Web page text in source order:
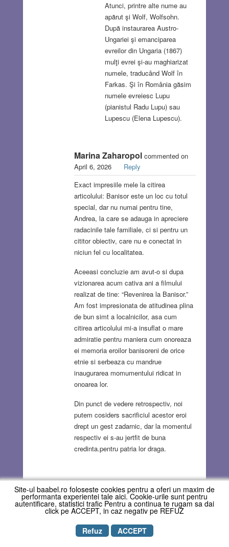
Atunci, printre alte nume au
apărut şi Wolf, Wolfsohn.
După instaurarea Austro-
Ungariei şi emanciparea
evreilor din Ungaria (1867)
mulţi evrei şi-au maghiarizat
numele, traducând Wolf în
Farkas. Şi în România găsim
numele evreiesc Lupu
(pianistul Radu Lupu) sau
Lupescu (Elena Lupescu).
Marina Zaharopol commented on
April 6, 2026
Reply
Exact impresiile mele la citirea
articolului: Banisor este un loc cu totul
special, dar nu numai pentru tine,
Andrea, la care se adauga in apreciere
radacinile tale familiale, ci si pentru un
cititor obiectiv, care nu e conectat in
niciun fel cu localitatea.
Aceeasi concluzie am avut-o si dupa
vizionarea acum cativa ani a filmului
realizat de tine: “Revenirea la Banisor.”
Am fost impresionata de atitudinea plina
de bun simt a localnicilor, asa cum
citirea articolului mi-a insuflat o mare
admiratie pentru maniera cum onoreaza
ei memoria eroilor banisoreni de orice
etnie si serbeaza cu mandrue
inaugurarea momumentului ridicat in
onoarea lor.
Din punct de vedere retrospectiv, noi
putem cosiders sacrificiul acestor eroi
drept un gest zadarnic, dar la momentul
respectiv ei s-au jertfit de buna
credinta.pentru patria lor draga.
Eva Groszcommented on April 3, 2026
Reply
Cred că nu este ușor să ajungi la asemenea
Site-ul baabel.ro foloseste cookies pentru a oferi un maxim de
performanta experientei tale aici. Cookie-urile sunt pentru
autentificare, statistici trafic Pentru a continua te rugam sa dai
click pe ACCEPT, in caz negativ pe REFUZ
Refuz
ACCEPT